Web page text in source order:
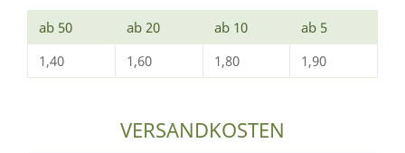
ab 50 ab 20 ab 10
ab 5
1,40
1,60 1,80 1,90
VERSANDKOSTEN